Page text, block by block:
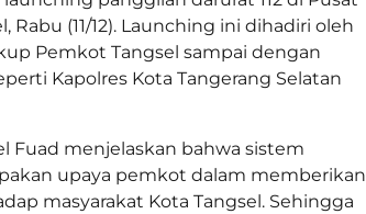
Rabu (11/12). Launching ini dihadiri oleh
Pemkot Tangsel sampai dengan
Kapolres Kota Tangerang Selatan
Fuad menjelaskan bahwa sistem
upaya pemkot dalam memberikan
masyarakat Kota Tangsel. Sehingga